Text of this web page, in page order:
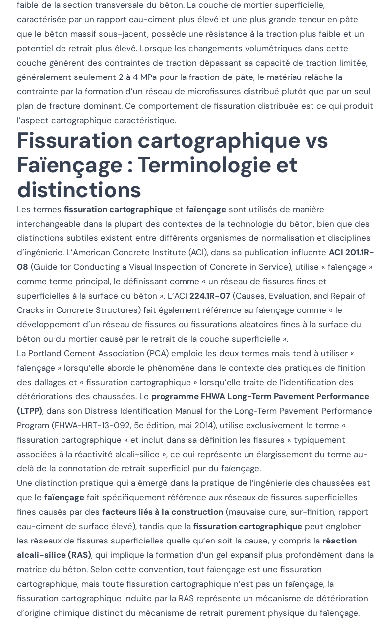
faible de la section transversale du béton. La couche de mortier superficielle,
caractérisée par un rapport eau-ciment plus élevé et une plus grande teneur en pâte
que le béton massif sous-jacent, possède une résistance à la traction plus faible et un
potentiel de retrait plus élevé. Lorsque les changements volumétriques dans cette
couche génèrent des contraintes de traction dépassant sa capacité de traction limitée,
généralement seulement 2 à 4 MPa pour la fraction de pâte, le matériau relâche la
contrainte par la formation d’un réseau de microfissures distribué plutôt que par un seul
plan de fracture dominant. Ce comportement de fissuration distribuée est ce qui produit
l’aspect cartographique caractéristique.
Fissuration cartographique vs
Faïençage : Terminologie et
distinctions
Les termes fissuration cartographique et faïençage sont utilisés de manière
interchangeable dans la plupart des contextes de la technologie du béton, bien que des
distinctions subtiles existent entre différents organismes de normalisation et disciplines
d’ingénierie. L’American Concrete Institute (ACI), dans sa publication influente ACI 201.1R-
08 (Guide for Conducting a Visual Inspection of Concrete in Service), utilise « faïençage »
comme terme principal, le définissant comme « un réseau de fissures fines et
superficielles à la surface du béton ». L’ACI 224.1R-07 (Causes, Evaluation, and Repair of
Cracks in Concrete Structures) fait également référence au faïençage comme « le
développement d’un réseau de fissures ou fissurations aléatoires fines à la surface du
béton ou du mortier causé par le retrait de la couche superficielle ».
La Portland Cement Association (PCA) emploie les deux termes mais tend à utiliser «
faïençage » lorsqu’elle aborde le phénomène dans le contexte des pratiques de finition
des dallages et « fissuration cartographique » lorsqu’elle traite de l’identification des
détériorations des chaussées. Le programme FHWA Long-Term Pavement Performance
(LTPP), dans son Distress Identification Manual for the Long-Term Pavement Performance
Program (FHWA-HRT-13-092, 5e édition, mai 2014), utilise exclusivement le terme «
fissuration cartographique » et inclut dans sa définition les fissures « typiquement
associées à la réactivité alcali-silice », ce qui représente un élargissement du terme au-
delà de la connotation de retrait superficiel pur du faïençage.
Une distinction pratique qui a émergé dans la pratique de l’ingénierie des chaussées est
que le faïençage fait spécifiquement référence aux réseaux de fissures superficielles
fines causés par des facteurs liés à la construction (mauvaise cure, sur-finition, rapport
eau-ciment de surface élevé), tandis que la fissuration cartographique peut englober
les réseaux de fissures superficielles quelle qu’en soit la cause, y compris la réaction
alcali-silice (RAS), qui implique la formation d’un gel expansif plus profondément dans la
matrice du béton. Selon cette convention, tout faïençage est une fissuration
cartographique, mais toute fissuration cartographique n’est pas un faïençage, la
fissuration cartographique induite par la RAS représente un mécanisme de détérioration
d’origine chimique distinct du mécanisme de retrait purement physique du faïençage.